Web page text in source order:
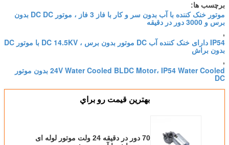
برچسب ها:
موتور خنک کننده با آب بدون سر و کار با فاز 3 فاز ، موتور DC DC بدون
برس و 3000 دور در دقیقه
,
IP54 دارای خنک کننده آب DC موتور بدون برس ، DC 14.5KV با موتور DC
بدون براش
,
24V Water Cooled BLDC Motor، IP54 Water Cooled بدون موتور
DC
بهترين قيمت رو براي
70 دور در دقیقه 24 ولت موتور لوله ای